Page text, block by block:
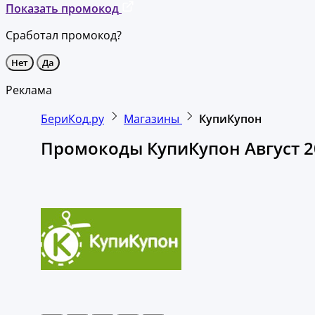
Показать промокод
Сработал промокод?
Нет Да
Реклама
БериКод.ру
Магазины КупиКупон
Промокоды КупиКупон Август